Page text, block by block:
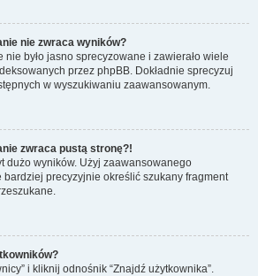
nie zwraca wyników?
było jasno sprecyzowane i zawierało wiele
przez phpBB. Dokładnie sprecyzuj
w wyszukiwaniu zaawansowanym.
zwraca pustą stronę?!
dużo wyników. Użyj zaawansowanego
precyzyjnie określić szukany fragment
i kliknij odnośnik “Znajdź użytkownika”.